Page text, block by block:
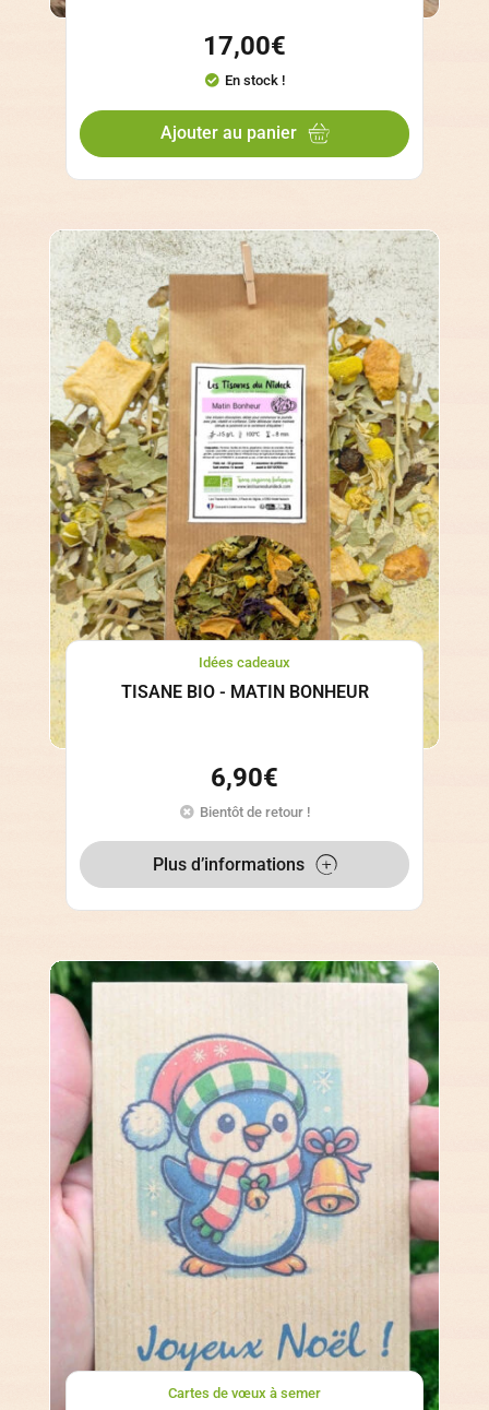
17,00€
En stock !
Ajouter au panier
Idées cadeaux
TISANE BIO - MATIN BONHEUR
6,90€
Bientôt de retour !
Plus d’informations
Cartes de vœux à semer